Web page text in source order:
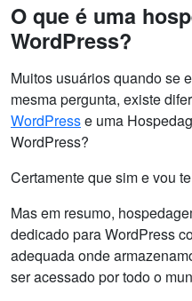
O que é uma
WordPress?
Muitos usuários quando se
mesma pergunta, existe
WordPresse uma
WordPress?
Certamente que sim e vou
Mas em resumo,
dedicado para WordPress
adequada onde
ser acessado por todo o